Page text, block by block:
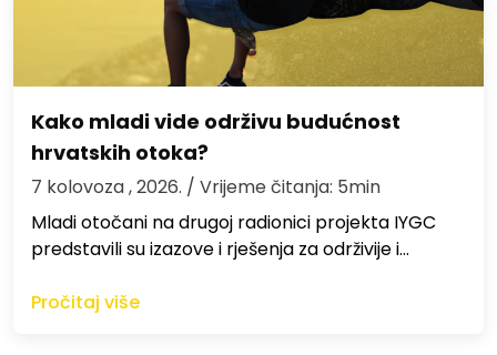
Kako mladi vide održivu budućnost
hrvatskih otoka?
7 kolovoza , 2026. / Vrijeme čitanja: 5min
Mladi otočani na drugoj radionici projekta IYGC
predstavili su izazove i rješenja za održivije i…
Pročitaj više